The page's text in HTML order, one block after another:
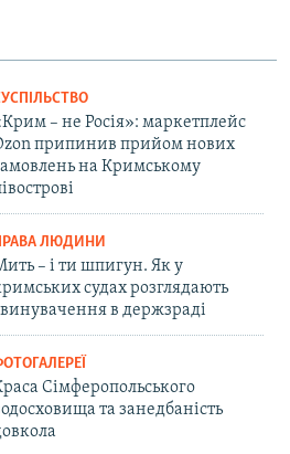
– не Росія»: маркетплейс
припинив прийом нових
на Кримському
ЛЮДИНИ
– і ти шпигун. Як у
судах розглядають
в держзраді
Сімферопольського
та занедбаність